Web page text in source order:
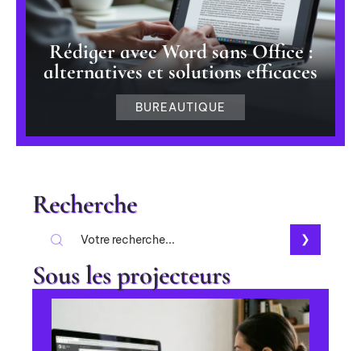
Rédiger avec Word sans Office :
alternatives et solutions efficaces
BUREAUTIQUE
Recherche
Sous les projecteurs